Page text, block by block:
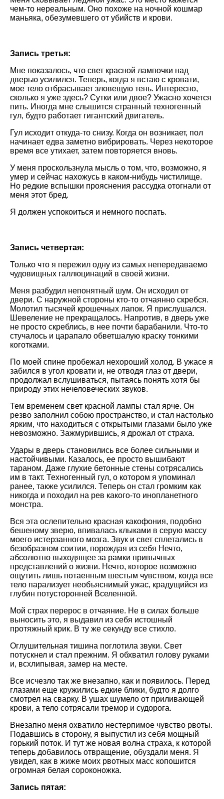
чем-то нереальным. Оно похоже на ночной кошмар
маньяка, обезумевшего от убийств и крови.
Запись третья:
Мне показалось, что свет красной лампочки над
дверью усилился. Теперь, когда я встаю с кровати,
мое тело отбрасывает зловещую тень. Интересно,
сколько я уже здесь? Сутки или двое? Ужасно хочется
пить. Иногда мне слышится странный техногенный
гул, будто работает гигантский двигатель.
Гул исходит откуда-то снизу. Когда он возникает, пол
начинает едва заметно вибрировать. Через некоторое
время все утихает, затем повторяется вновь.
У меня проскользнула мысль о том, что, возможно, я
умер и сейчас нахожусь в каком-нибудь чистилище.
Но редкие вспышки прояснения рассудка отогнали от
меня этот бред.
Я должен успокоиться и немного поспать.
Запись четвертая:
Только что я пережил одну из самых непередаваемо
чудовищных галлюцинаций в своей жизни.
Меня разбудил непонятный шум. Он исходил от
двери. С наружной стороны кто-то отчаянно скребся.
Молотил тысячей крошечных лапок. Я прислушался.
Шевеление не прекращалось. Напротив, в дверь уже
не просто скреблись, в нее почти барабанили. Что-то
стучалось и царапало обветшалую краску тонкими
коготками.
По моей спине пробежал нехороший холод. В ужасе я
забился в угол кровати и, не отводя глаз от двери,
продолжал вслушиваться, пытаясь понять хотя бы
природу этих нечеловеческих звуков.
Тем временем свет красной лампы стал ярче. Он
резво заполнил собою пространство, и стал настолько
ярким, что находиться с открытыми глазами было уже
невозможно. Зажмурившись, я дрожал от страха.
Удары в дверь становились все более сильными и
настойчивыми. Казалось, ее просто вышибают
тараном. Даже глухие бетонные стены сотрясались
им в такт. Техногенный гул, о котором я упоминал
ранее, также усилился. Теперь он стал громким как
никогда и походил на рев какого-то инопланетного
монстра.
Вся эта ослепительно красная какофония, подобно
бешеному зверю, впивалась клыками в серую массу
моего истерзанного мозга. Звук и свет сплетались в
безобразном соитии, порождая из себя Нечто,
абсолютно выходящее за рамки привычных
представлений о жизни. Нечто, которое возможно
ощутить лишь потаенным шестым чувством, когда все
тело парализует необъяснимый ужас, крадущийся из
глубин потусторонней Вселенной.
Мой страх перерос в отчаяние. Не в силах больше
выносить это, я выдавил из себя истошный
протяжный крик. В ту же секунду все стихло.
Оглушительная тишина поглотила звуки. Свет
потускнел и стал прежним. Я обхватил голову руками
и, всхлипывая, замер на месте.
Все исчезло так же внезапно, как и появилось. Перед
глазами еще кружились едкие блики, будто я долго
смотрел на сварку. В ушах шумело от приливающей
крови, а тело сотрясали тремор и судорога.
Внезапно меня охватило нестерпимое чувство рвоты.
Подавшись в сторону, я выпустил из себя мощный
горький поток. И тут же новая волна страха, к которой
теперь добавилось отвращение, обуздали меня. Я
увидел, как в жиже моих рвотных масс копошится
огромная белая сороконожка.
Запись пятая: